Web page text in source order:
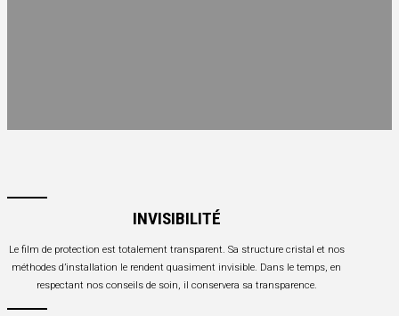
INVISIBILITÉ
Le film de protection est totalement transparent. Sa structure cristal et nos
méthodes d’installation le rendent quasiment invisible. Dans le temps, en
respectant nos conseils de soin, il conservera sa transparence.